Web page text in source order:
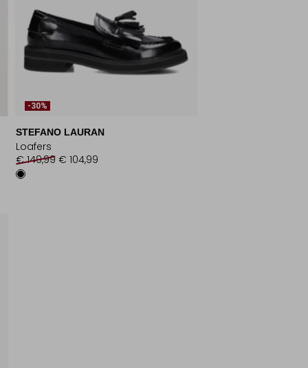
-30%
STEFANO LAURAN
Loafers
€ 149,99 € 104,99